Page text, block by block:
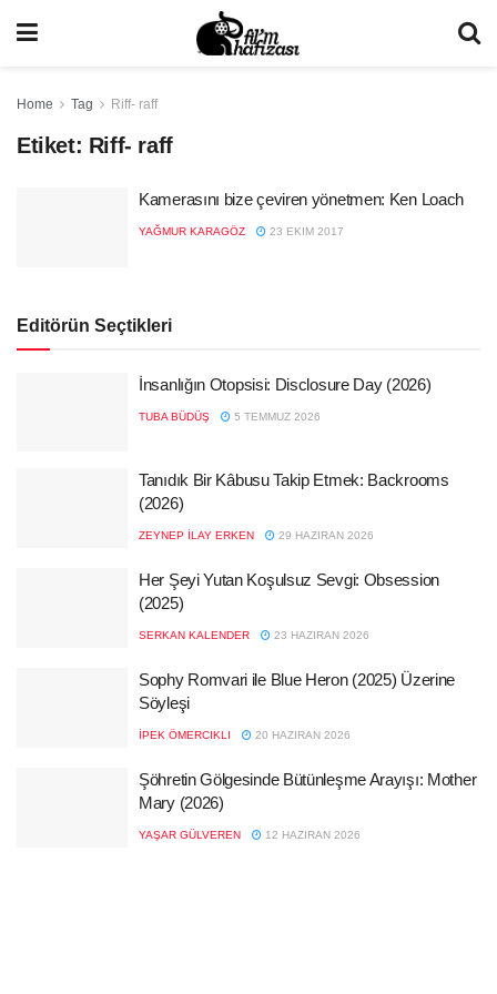
Home Tag Riff- raff
Etiket: Riff- raff
Kamerasını bize çeviren yönetmen: Ken Loach
YAĞMUR KARAGÖZ 23 EKIM 2017
Editörün Seçtikleri
İnsanlığın Otopsisi: Disclosure Day (2026)
TUBA BÜDÜŞ 5 TEMMUZ 2026
Tanıdık Bir Kâbusu Takip Etmek: Backrooms
(2026)
ZEYNEP İLAY ERKEN 29 HAZIRAN 2026
Her Şeyi Yutan Koşulsuz Sevgi: Obsession
(2025)
SERKAN KALENDER 23 HAZIRAN 2026
Sophy Romvari ile Blue Heron (2025) Üzerine
Söyleşi
İPEK ÖMERCIKLI 20 HAZIRAN 2026
Şöhretin Gölgesinde Bütünleşme Arayışı: Mother
Mary (2026)
YAŞAR GÜLVEREN 12 HAZIRAN 2026